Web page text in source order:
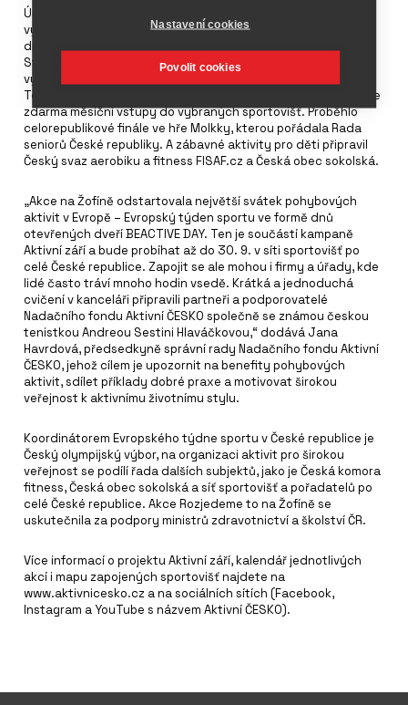
Účastníci napříč všemi věkovými kategoriemi si zde mohli
vyzkoušet řadu pohybových aktivit a projít základní
diagnostikou své kondice pod dohledem odborníků ze
Státního zdravotního ústavu. Zcela výjimečnou atmosféru
vytvořily společné jízdy na cyklistických trenažérech
Technogym, Společnost Multisport darovala účastníkům akce
zdarma měsíční vstupy do vybraných sportovišť. Proběhlo
celorepublikové finále ve hře Molkky, kterou pořádala Rada
seniorů České republiky. A zábavné aktivity pro děti připravil
Český svaz aerobiku a fitness FISAF.cz a Česká obec sokolská.
„Akce na Žofíně odstartovala největší svátek pohybových
aktivit v Evropě – Evropský týden sportu ve formě dnů
otevřených dveří BEACTIVE DAY. Ten je součástí kampaně
Aktivní září a bude probíhat až do 30. 9. v síti sportovišť po
celé České republice. Zapojit se ale mohou i firmy a úřady, kde
lidé často tráví mnoho hodin vsedě. Krátká a jednoduchá
cvičení v kanceláři připravili partneři a podporovatelé
Nadačního fondu Aktivní ČESKO společně se známou českou
tenistkou Andreou Sestini Hlaváčkovou,“ dodává Jana
Havrdová, předsedkyně správní rady Nadačního fondu Aktivní
ČESKO, jehož cílem je upozornit na benefity pohybových
aktivit, sdílet příklady dobré praxe a motivovat širokou
veřejnost k aktivnímu životnímu stylu.
Koordinátorem Evropského týdne sportu v České republice je
Český olympijský výbor, na organizaci aktivit pro širokou
veřejnost se podílí řada dalších subjektů, jako je Česká komora
fitness, Česká obec sokolská a síť sportovišť a pořadatelů po
celé České republice. Akce Rozjedeme to na Žofíně se
uskutečnila za podpory ministrů zdravotnictví a školství ČR.
Více informací o projektu Aktivní září, kalendář jednotlivých
akcí i mapu zapojených sportovišť najdete na
www.aktivnicesko.cz a na sociálních sítích (Facebook,
Instagram a YouTube s názvem Aktivní ČESKO).
Nastavení cookies
Povolit cookies